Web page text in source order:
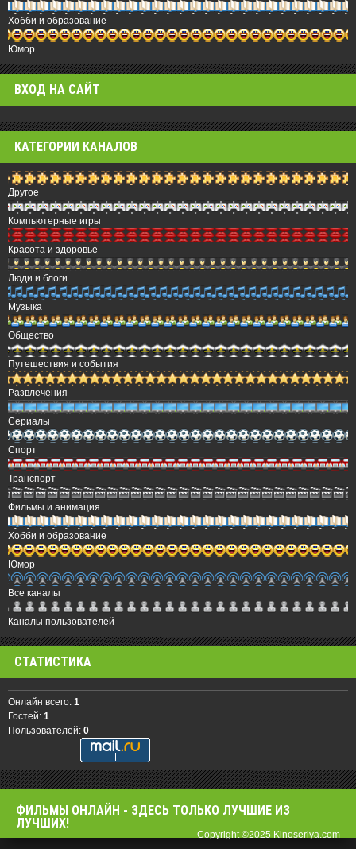
Хобби и образование
Юмор
ВХОД НА САЙТ
КАТЕГОРИИ КАНАЛОВ
Другое
Компьютерные игры
Красота и здоровье
Люди и блоги
Музыка
Общество
Путешествия и события
Развлечения
Сериалы
Спорт
Транспорт
Фильмы и анимация
Хобби и образование
Юмор
Все каналы
Каналы пользователей
СТАТИСТИКА
Онлайн всего: 1
Гостей: 1
Пользователей: 0
ФИЛЬМЫ OНЛАЙН - ЗДЕСЬ ТОЛЬКО ЛУЧШИЕ ИЗ
ЛУЧШИХ!
Copyright ©2025 Kinoseriya.com